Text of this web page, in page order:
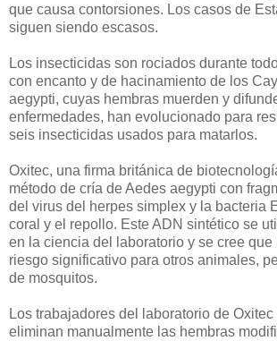
que causa contorsiones. Los casos de
siguen siendo escasos.
Los insecticidas son rociados durante
con encanto y de hacinamiento de los
aegypti, cuyas hembras muerden y
enfermedades, han evolucionado para
seis insecticidas usados para matarlos.
Oxitec, una firma británica de
método de cría de Aedes aegypti con
del virus del herpes simplex y la bacteria
coral y el repollo. Este ADN sintético se
en la ciencia del laboratorio y se cree que
riesgo significativo para otros animales,
de mosquitos.
Los trabajadores del laboratorio de Oxitec
eliminan manualmente las hembras